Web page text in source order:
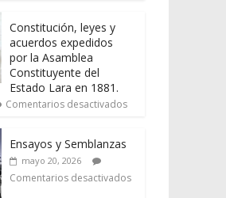
Constitución, leyes y
acuerdos expedidos
por la Asamblea
Constituyente del
Estado Lara en 1881.
Comentarios desactivados
Ensayos y Semblanzas
mayo 20, 2026
Comentarios desactivados